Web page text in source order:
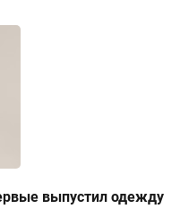
выпустил одежду